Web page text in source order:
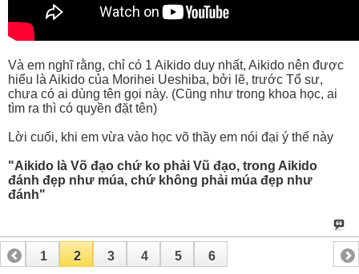
Và em nghĩ rằng, chỉ có 1 Aikido duy nhất, Aikido nên được
hiểu là Aikido của Morihei Ueshiba, bởi lẽ, trước Tổ sư,
chưa có ai dùng tên gọi này. (Cũng như trong khoa học, ai
tìm ra thì có quyền đặt tên)
Lời cuối, khi em vừa vào học võ thầy em nói đại ý thế này
"Aikido là Võ đạo chứ ko phải Vũ đạo, trong Aikido
đánh đẹp như múa, chứ không phải múa đẹp như
đánh"
1 2 3 4 5 6